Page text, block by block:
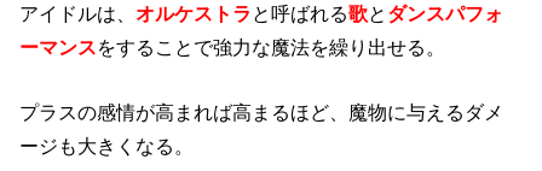
アイドルは、オルケストラ と呼ばれる歌と ダンスパフォ
ーマンスをすることで強力な魔法を繰り出せる。
プラスの感情が高まれば高まるほど、魔物に与えるダメ
ージも大きくなる。